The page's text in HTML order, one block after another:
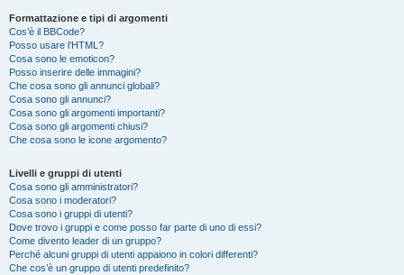
Formattazione e tipi di argomenti
Cos’è il BBCode?
Posso usare l’HTML?
Cosa sono le emoticon?
Posso inserire delle immagini?
Che cosa sono gli annunci globali?
Cosa sono gli annunci?
Cosa sono gli argomenti importanti?
Cosa sono gli argomenti chiusi?
Che cosa sono le icone argomento?
Livelli e gruppi di utenti
Cosa sono gli amministratori?
Cosa sono i moderatori?
Cosa sono i gruppi di utenti?
Dove trovo i gruppi e come posso far parte di uno di essi?
Come divento leader di un gruppo?
Perché alcuni gruppi di utenti appaiono in colori differenti?
Che cos’è un gruppo di utenti predefinito?